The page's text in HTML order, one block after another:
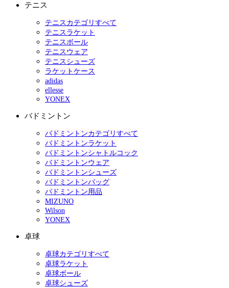
テニス
テニスカテゴリすべて
テニスラケット
テニスボール
テニスウェア
テニスシューズ
ラケットケース
adidas
ellesse
YONEX
バドミントン
バドミントンカテゴリすべて
バドミントンラケット
バドミントンシャトルコック
バドミントンウェア
バドミントンシューズ
バドミントンバッグ
バドミントン用品
MIZUNO
Wilson
YONEX
卓球
卓球カテゴリすべて
卓球ラケット
卓球ボール
卓球シューズ